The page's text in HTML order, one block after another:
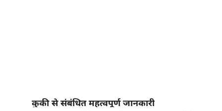
कुकी से संबंधित महत्वपूर्ण जानकारी